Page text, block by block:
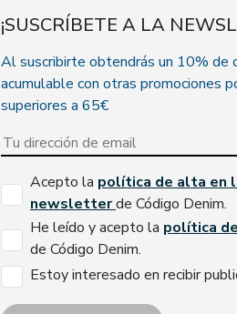
¡SUSCRÍBETE A LA
Al suscribirte obtendrás un 10% de
acumulable con otras promociones
superiores a 65€
Acepto la política de alta en
newsletterde Código Denim.
He leído y acepto la política
de Código Denim.
Estoy interesado en recibir